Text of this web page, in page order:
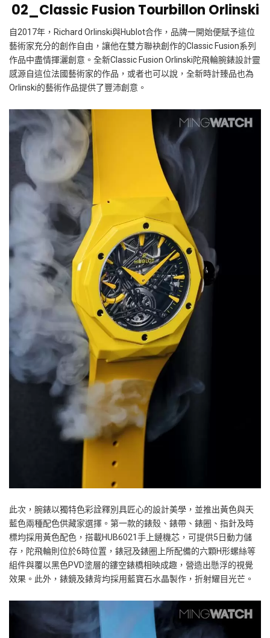
02_Classic Fusion Tourbillon Orlinski
自2017年， Richard Orlinski與Hublot合作，品牌一開始便賦予這位
藝術家充分的創作自由，讓他在雙方聯袂創作的Classic Fusion系列
作品中盡情揮灑創意。全新Classic Fusion Orlinski陀飛輪腕錶設計靈
感源自這位法國藝術家的作品，或者也可以說，全新時計臻品也為
Orlinski的藝術作品提供了豐沛創意。
此次，腕錶以獨特色彩詮釋別具匠心的設計美學，並推出黃色與天
藍色兩種配色供藏家選擇。第一款的錶殼、錶帶、錶圈、指針及時
標均採用黃色配色，搭載HUB6021手上鏈機芯，可提供5 日動力儲
存，陀飛輪則位於6時位置，錶冠及錶圈上所配備的六顆H形螺絲等
組件與覆以黑色PVD塗層的鏤空錶橋相映成趣，營造出懸浮的視覺
效果。此外，錶鏡及錶背均採用藍寶石水晶製作，折射耀目光芒。